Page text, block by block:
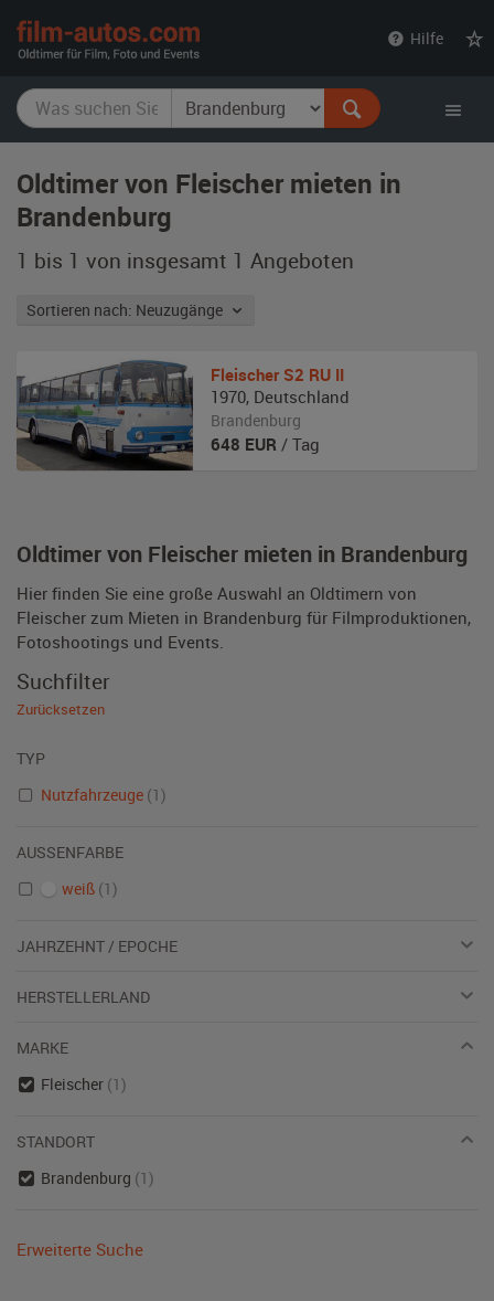
Hilfe
Oldtimer von Fleischer mieten in
Brandenburg
1 bis 1 von insgesamt 1 Angeboten
Sortieren nach: Neuzugänge
Oldtimer von Fleischer mieten in Brandenburg
Hier finden Sie eine große Auswahl an Oldtimern von
Fleischer zum Mieten in Brandenburg für Filmproduktionen,
Fotoshootings und Events.
Fleischer S2 RU II
1970, Deutschland
Brandenburg
648 EUR / Tag
Suchfilter
Zurücksetzen
TYP
Nutzfahrzeuge (1)
AUSSENFARBE
weiß (1)
JAHRZEHNT / EPOCHE
HERSTELLERLAND
MARKE
Fleischer (1)
STANDORT
Brandenburg (1)
Erweiterte Suche